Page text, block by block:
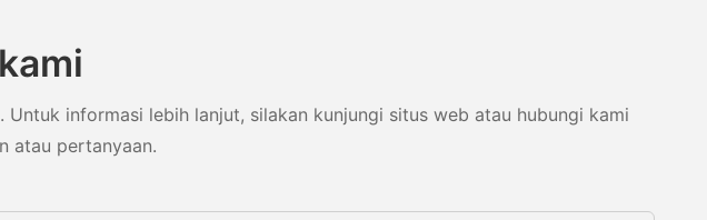
informasi lebih lanjut, silakan kunjungi situs web atau hubungi kami
atau pertanyaan.